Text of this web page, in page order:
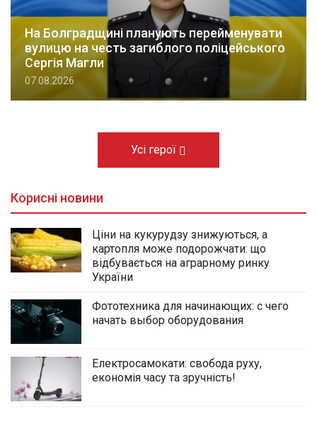
На Болградщині планують перейменувати
вулицю на честь загиблого поліцейського
Сергія Магли
07.08.2026
Усі герої
Корисні новини
Ціни на кукурудзу знижуються, а
картопля може подорожчати: що
відбувається на аграрному ринку
України
Фототехника для начинающих: с чего
начать выбор оборудования
Електросамокати: свобода руху,
економія часу та зручність!